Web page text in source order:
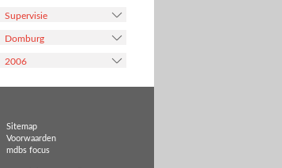
Supervisie
Domburg
2006
Sitemap
Voorwaarden
mdbs focus